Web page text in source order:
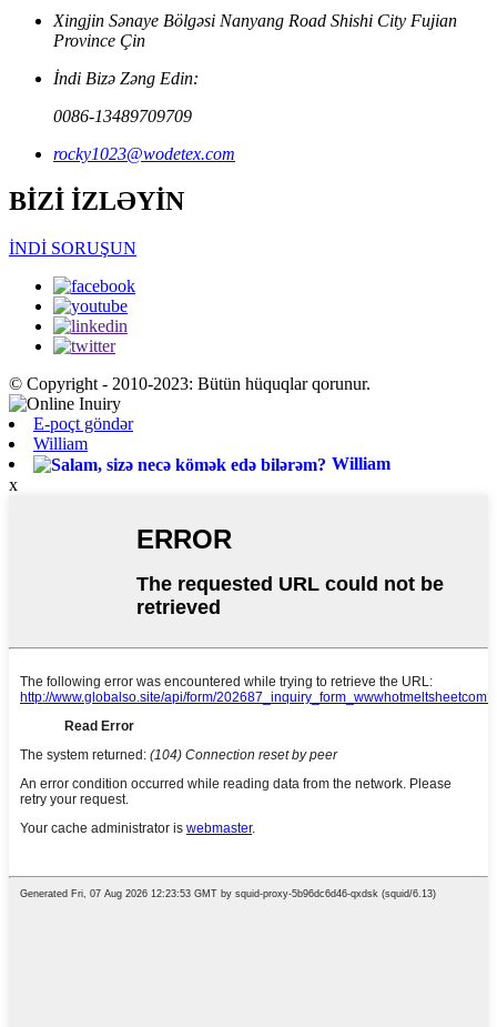
Xingjin Sənaye Bölgəsi Nanyang Road Shishi City Fujian
Province Çin
İndi Bizə Zəng Edin:
0086-13489709709
rocky1023@wodetex.com
BİZİ İZLƏYİN
İNDİ SORUŞUN
© Copyright - 2010-2023: Bütün hüquqlar qorunur.
E-poçt göndər
William
William
x